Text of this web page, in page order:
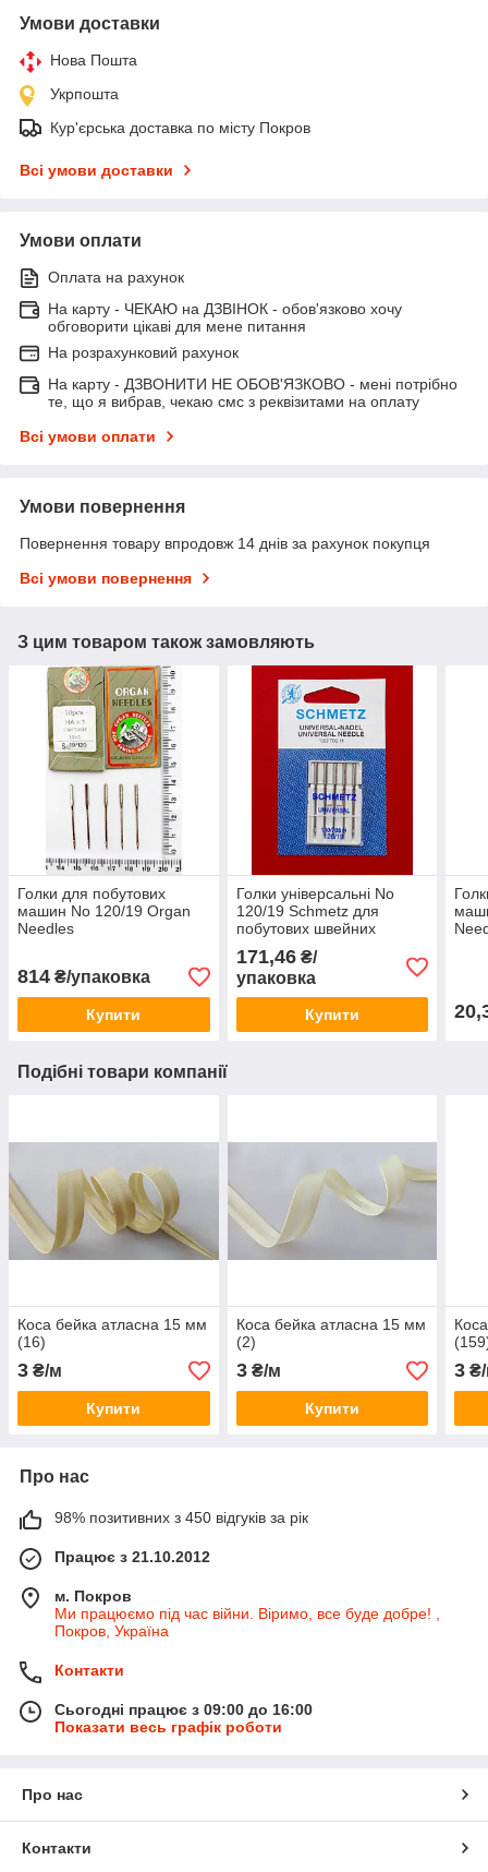
Умови доставки
Нова Пошта
Укрпошта
Кур'єрська доставка по місту Покров
Всі умови доставки
Умови оплати
Оплата на рахунок
На карту - ЧЕКАЮ на ДЗВІНОК - обов'язково хочу
обговорити цікаві для мене питання
На розрахунковий рахунок
На карту - ДЗВОНИТИ НЕ ОБОВ'ЯЗКОВО - мені потрібно
те, що я вибрав, чекаю смс з реквізитами на оплату
Всі умови оплати
Умови повернення
Повернення товару впродовж 14 днів за рахунок покупця
Всі умови повернення
З цим товаром також замовляють
Голки для побутових
машин No 120/19 Organ
Needles
814 ₴/упаковка
Купити
Голки універсальні No
120/19 Schmetz для
побутових швейних
машин
171,46₴/
упаковка
Купити
Подібні товари компанії
Коса бейка атласна 15 мм
(16)
3 ₴/м
Купити
Коса бейка атласна 15 мм
(2)
3₴/м
Купити
3
Про нас
98% позитивних з 450 відгуків за рік
Працює з 21.10.2012
м. Покров
Ми працюємо під час війни. Віримо, все буде добре! ,
Покров, Україна
Контакти
Сьогодні працює з 09:00 до 16:00
Показати весь графік роботи
Про нас
Контакти